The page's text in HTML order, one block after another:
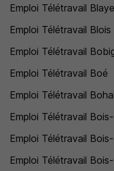
Emploi Télétravail Blaye
Emploi Télétravail Blois
Emploi Télétravail
Emploi Télétravail Boé
Emploi Télétravail
Emploi Télétravail
Emploi Télétravail
Emploi Télétravail Bois-